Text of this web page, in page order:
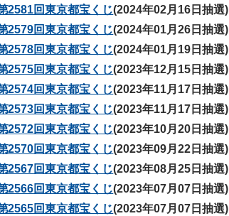
2581回東京都宝くじ(2024年02月16日抽選)
2579回東京都宝くじ(2024年01月26日抽選)
2578回東京都宝くじ(2024年01月19日抽選)
2575回東京都宝くじ(2023年12月15日抽選)
2574回東京都宝くじ(2023年11月17日抽選)
2573回東京都宝くじ(2023年11月17日抽選)
2572回東京都宝くじ(2023年10月20日抽選)
2570回東京都宝くじ(2023年09月22日抽選)
2567回東京都宝くじ(2023年08月25日抽選)
2566回東京都宝くじ(2023年07月07日抽選)
2565回東京都宝くじ(2023年07月07日抽選)